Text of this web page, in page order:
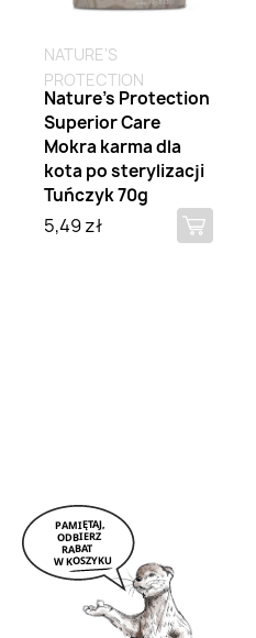
NATURE'S
PROTECTION
Nature's Protection
Superior Care
Mokra karma dla
kota po sterylizacji
Tuńczyk 70g
5,49 zł